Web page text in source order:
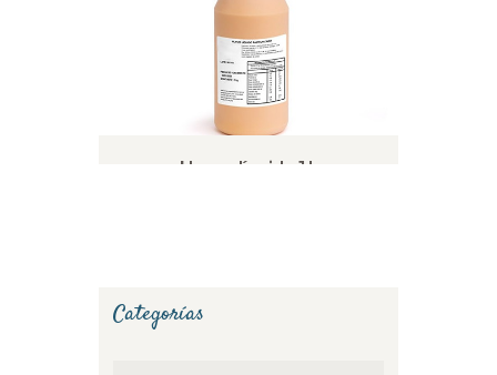
Huevo líquido 1 L
Categorías